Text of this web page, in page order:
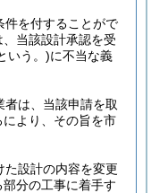
件を付することがで
当該設計承認を受
いう。)に不当な義
は、当該申請を取
より、その旨を市
た設計の内容を変更
分の工事に着手す